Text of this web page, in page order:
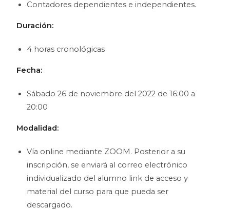
Contadores dependientes e independientes.
Duración:
4 horas cronológicas
Fecha:
Sábado 26 de noviembre del 2022 de 16:00 a
20:00
Modalidad:
Vía online mediante ZOOM. Posterior a su
inscripción, se enviará al correo electrónico
individualizado del alumno link de acceso y
material del curso para que pueda ser
descargado.